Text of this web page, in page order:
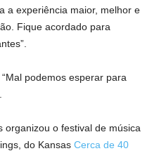
a experiência maior, melhor e
Fique acordado para
podemos esperar para
organizou o festival de música
do Kansas Cerca de 40